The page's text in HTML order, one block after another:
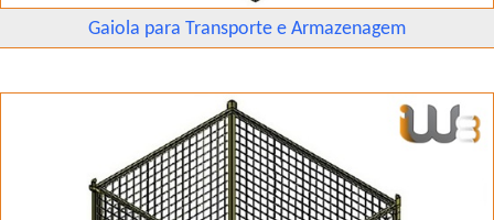
Gaiola para Transporte e Armazenagem